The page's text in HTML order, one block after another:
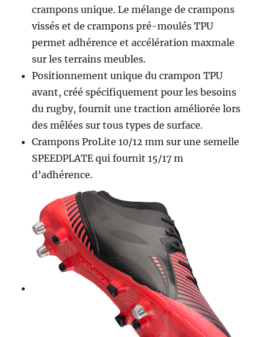
crampons unique. Le mélange de crampons
vissés et de crampons pré-moulés TPU
permet adhérence et accélération maxmale
sur les terrains meubles.
Positionnement unique du crampon TPU
avant, créé spécifiquement pour les besoins
du rugby, fournit une traction améliorée lors
des mêlées sur tous types de surface.
Crampons ProLite 10/12 mm sur une semelle
SPEEDPLATE qui fournit 15/17 m
d’adhérence.